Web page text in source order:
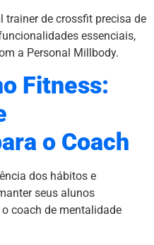
trainer de crossfit precisa de
essenciais,
a Personal Millbody.
Fitness:
o Coach
dos hábitos e
seus alunos
coach de mentalidade